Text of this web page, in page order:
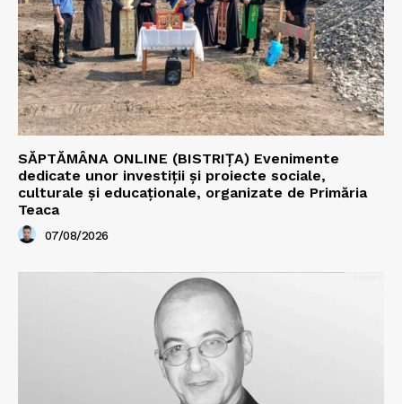
SĂPTĂMÂNA ONLINE (BISTRIȚA) Evenimente
dedicate unor investiții și proiecte sociale,
culturale și educaționale, organizate de Primăria
Teaca
07/08/2026